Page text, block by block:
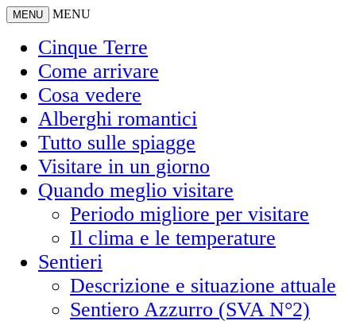
MENU MENU
Cinque Terre
Come arrivare
Cosa vedere
Alberghi romantici
Tutto sulle spiagge
Visitare in un giorno
Quando meglio visitare
Periodo migliore per visitare
Il clima e le temperature
Sentieri
Descrizione e situazione attuale
Sentiero Azzurro (SVA N°2)